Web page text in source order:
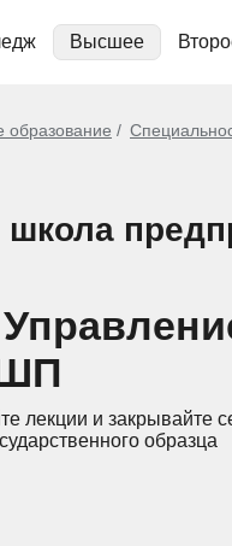
Высшее
образование
лекции и закрывайте
образца